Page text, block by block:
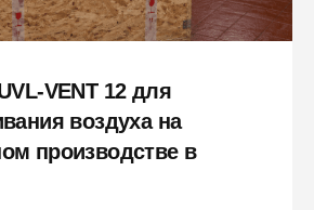
VENT 12 для
воздуха на
производстве в